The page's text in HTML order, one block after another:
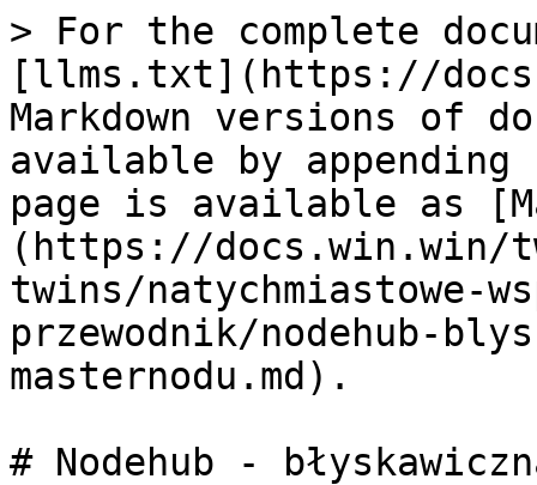
> For the complete
[llms.txt](https://
Markdown versions of
available by
page is available as
(https://docs.win.win/
twins/natychmiastowe-
przewodnik/nodehub-
masternodu.md).
# Nodehub -